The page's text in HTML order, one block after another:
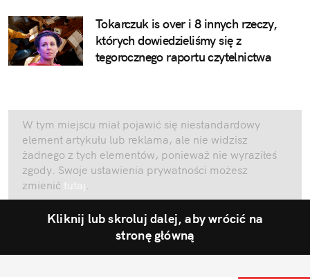
Tokarczuk is over i 8 innych rzeczy,
których dowiedzieliśmy się z
tegorocznego raportu czytelnictwa
W tym miejscu miał pojawić się niestandardowy
element artykułu lub reklama, ale nie widzisz
żadnego z tych elementów, ponieważ nie wyraziłeś
zgody. Swoje ustawienia prywatności możesz
zmienić tutaj .
Kliknij lub skroluj dalej, aby wrócić na
stronę główną